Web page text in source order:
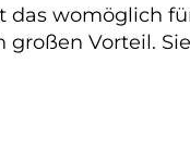
das womöglich
Vorteil.